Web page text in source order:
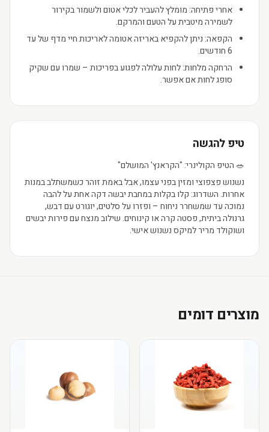
אחרי פתיחה: מומלץ להעביר לכלי אטום ולשמור בקירור
לשמירה מיטבית על הטעם והמרקם.
הקפאה: ניתן להקפיא באריזה אטומה לאריכות חיי מדף של עד
6 חודשים.
הרחקה מלחות: לחות עלולה לפגוע בפריכות – שמרו עם שקיק
סופג לחות אם אפשר.
טיפ להגשה
🥗 הטיפ הקולינרי: "הקראנץ' המושלם"
נשנוש פצפוצי ומזין בפני עצמו, אבל באמת זוהר כשמשתלב במנות
אחרות. השדרוג: קלו בקלות במחבת יבשה דקה אחת על להבה
נמוכה עד שמשחרר ניחוח – ופזרו על סלטים, יוגורט עם דבש,
גרנולה ביתית, פסטה קרה או קינוחים. שילוב מנצח עם פירות יבשים
ושוקולד מריר למיקס נשנוש אישי.
מוצרים דומים